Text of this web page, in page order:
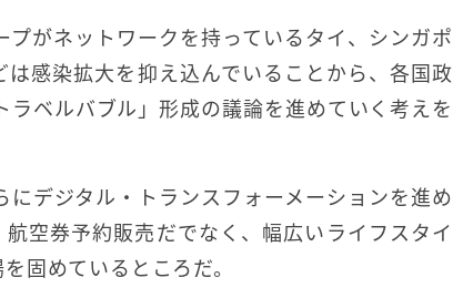
がネットワークを持っているタイ、シンガポ
感染拡大を抑え込んでいることから、各国政
ベルバブル」形成の議論を進めていく考えを
デジタル・トランスフォーメーションを進め
空券予約販売だでなく、幅広いライフスタイ
固めているところだ。